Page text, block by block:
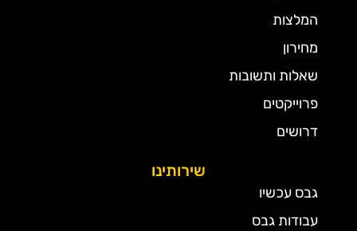
המלצות
מחירון
שאלות ותשובות
פרוייקטים
דרושים
שירותינו
גבס עכשיו
עבודות גבס